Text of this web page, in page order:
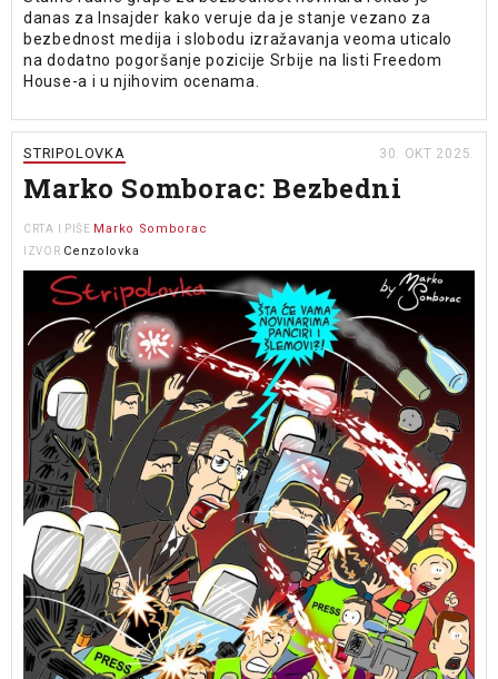
danas za Insajder kako veruje da je stanje vezano za
bezbednost medija i slobodu izražavanja veoma uticalo
na dodatno pogoršanje pozicije Srbije na listi Freedom
House-a i u njihovim ocenama.
STRIPOLOVKA 30. OKT 2025.
Marko Somborac: Bezbedni
CRTA I PIŠE Marko Somborac
IZVOR Cenzolovka